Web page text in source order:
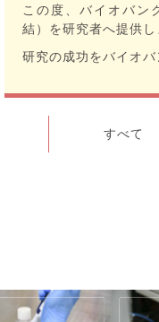
この度、バイオバン
結）を研究者へ提供し
研究の成功をバイオバ
すべて